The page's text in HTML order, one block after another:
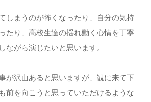
しまうのが怖くなったり、自分の気持
たり、高校生達の揺れ動く心情を丁寧
ながら演じたいと思います。
が沢山あると思いますが、観に来て下
前を向こうと思っていただけるような